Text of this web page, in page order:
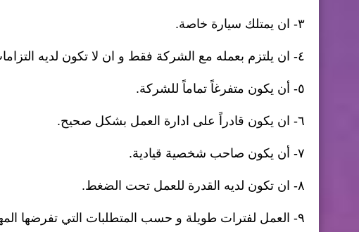
٣- ان يمتلك سيارة خاصة.
٤- ان يلتزم بعمله مع الشركة فقط و ان لا تكون لديه التزامات مع أية شركة او مكتب هندسي آخر.
٥- أن يكون متفرغاً تماماً للشركة.
٦- ان يكون قادراً على ادارة العمل بشكل صحيح.
٧- أن يكون صاحب شخصية قيادية.
٨- ان تكون لديه القدرة للعمل تحت الضغط.
٩- العمل لفترات طويلة و حسب المتطلبات التي تفرضها المهام الملقاة على عاتقه.